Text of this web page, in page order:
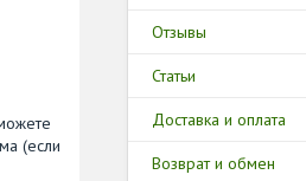
(если
Отзывы
Статьи
Доставка и оплата
Возврат и обмен